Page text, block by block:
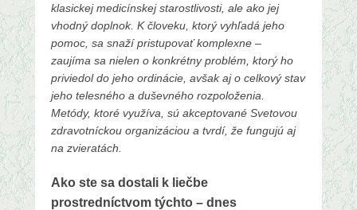
klasickej medicínskej starostlivosti, ale ako jej
vhodný doplnok. K človeku, ktorý vyhľadá jeho
pomoc, sa snaží pristupovať komplexne –
zaujíma sa nielen o konkrétny problém, ktorý ho
priviedol do jeho ordinácie, avšak aj o celkový stav
jeho telesného a duševného rozpoloženia.
Metódy, ktoré využíva, sú akceptované Svetovou
zdravotníckou organizáciou a tvrdí, že fungujú aj
na zvieratách.
Ako ste sa dostali k liečbe
prostredníctvom týchto – dnes